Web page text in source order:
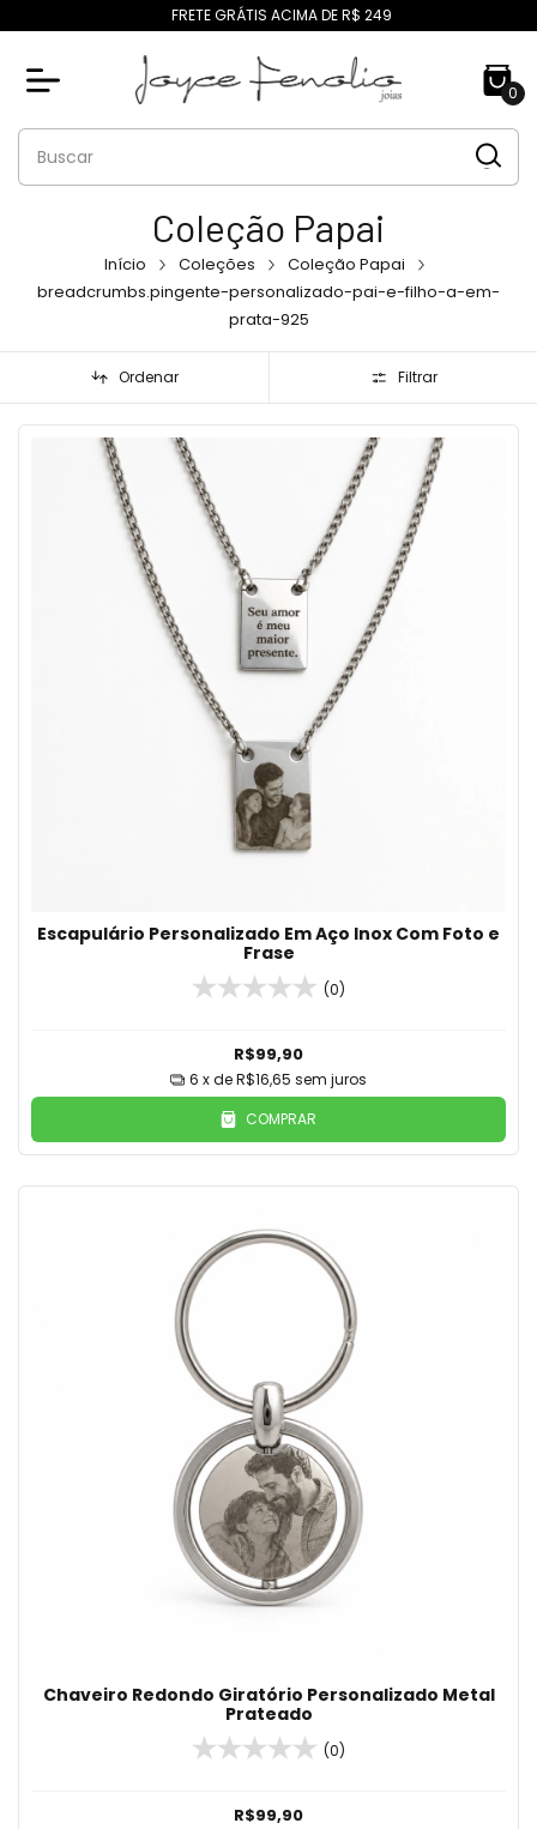
FRETE GRÁTIS ACIMA DE R$ 249
0
Coleção Papai
Início Coleções
Coleção Papai
breadcrumbs.pingente-personalizado-pai-e-filho-a-em-
prata-925
Ordenar Filtrar
Escapulário Personalizado Em Aço Inox Com Foto e
Frase
(0)
R$99,90
6 x deR$16,65 sem juros
COMPRAR
Chaveiro Redondo Giratório Personalizado Metal
Prateado
(0)
R$99,90